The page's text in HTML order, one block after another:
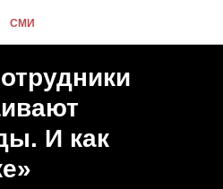
СМИ
И как